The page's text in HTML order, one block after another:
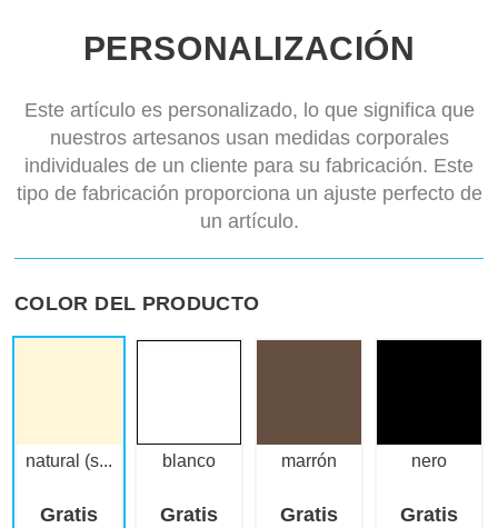
PERSONALIZACIÓN
Este artículo es personalizado, lo que significa que
nuestros artesanos usan medidas corporales
individuales de un cliente para su fabricación. Este
tipo de fabricación proporciona un ajuste perfecto de
un artículo.
COLOR DEL PRODUCTO
natural (s...
Gratis
blanco
Gratis
marrón
Gratis
nero
Gratis